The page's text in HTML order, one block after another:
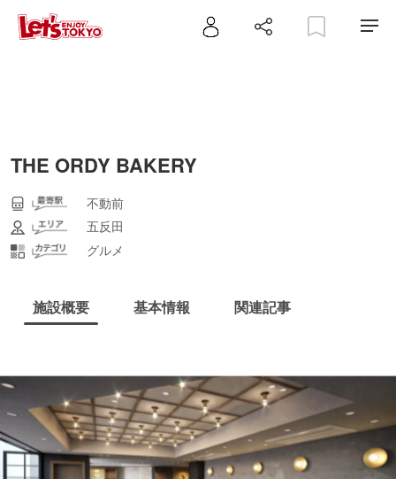
THE ORDY BAKERY
不動前
五反田
グルメ
施設概要 基本情報 関連記事